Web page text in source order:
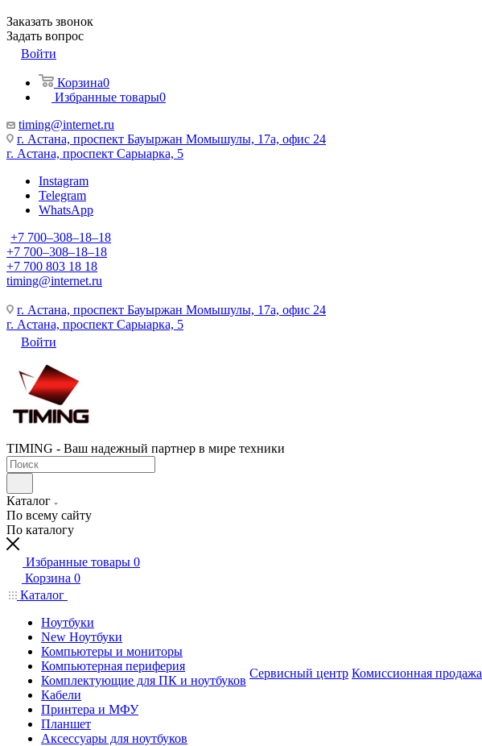
Заказать звонок
Задать вопрос
Войти
Корзина0
Избранные товары0
timing@internet.ru
г. Астана, проспект Бауыржан Момышулы, 17а, офис 24
г. Астана, проспект Сарыарка, 5
Instagram
Telegram
WhatsApp
+7 700‒308‒18‒18
+7 700‒308‒18‒18
+7 700 803 18 18
timing@internet.ru
г. Астана, проспект Бауыржан Момышулы, 17а, офис 24
г. Астана, проспект Сарыарка, 5
Войти
TIMING - Ваш надежный партнер в мире техники
Каталог
По всему сайту
По каталогу
Избранные товары 0
Корзина 0
Каталог
Ноутбуки
New Ноутбуки
Компьютеры и мониторы
Компьютерная периферия
Комплектующие для ПК и ноутбуков
Кабели
Принтера и МФУ
Планшет
Аксессуары для ноутбуков
Сервисный центр Комиссионная продажа